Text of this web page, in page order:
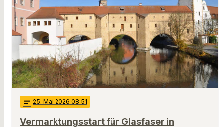
notes 25. Mai 2026 08:51
Vermarktungsstart für Glasfaser in